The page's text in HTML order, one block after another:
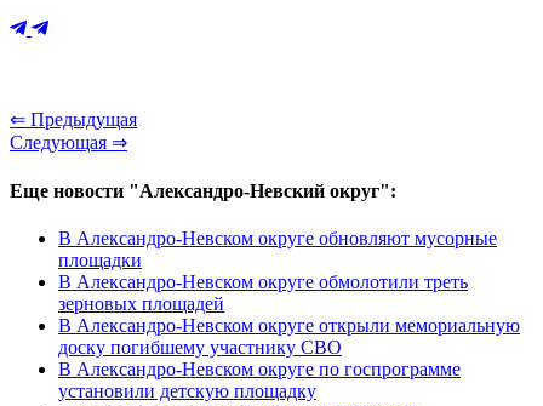
⇐ Предыдущая
Следующая ⇒
Еще новости "Александро-Невский округ":
В Александро-Невском округе обновляют мусорные
площадки
В Александро-Невском округе обмолотили треть
зерновых площадей
В Александро-Невском округе открыли мемориальную
доску погибшему участнику СВО
В Александро-Невском округе по госпрограмме
установили детскую площадку